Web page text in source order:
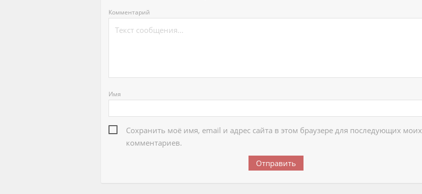
Комментарий
Имя
Сохранить моё имя, email и адрес сайта в этом браузере для последующих моих
комментариев.